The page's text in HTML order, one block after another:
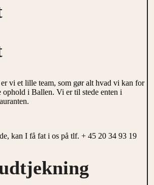
vi et lille team, som gør alt hvad vi kan for
ophold i Ballen. Vi er til stede enten i
kan I få fat i os på tlf. + 45 20 34 93 19